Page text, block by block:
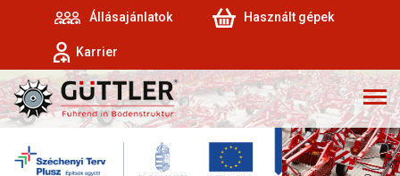
Állásajánlatok Használt gépek
Karrier